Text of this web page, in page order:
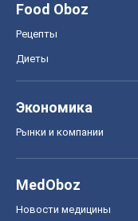
Food Oboz
Рецепты
Диеты
Экономика
Рынки и компании
MedOboz
Новости медицины